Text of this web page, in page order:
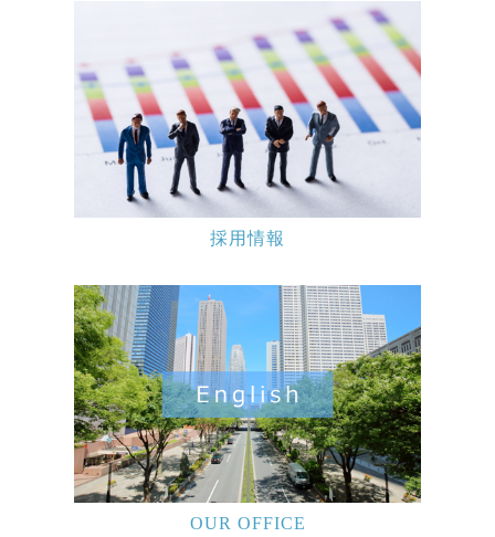
採用情報
OUR OFFICE